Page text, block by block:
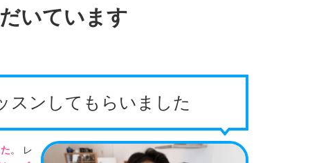
いています
スンしてもらいました
。 レ